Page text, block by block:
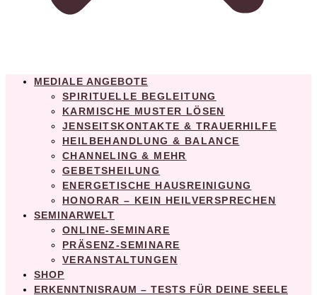
MEDIALE ANGEBOTE
SPIRITUELLE BEGLEITUNG
KARMISCHE MUSTER LÖSEN
JENSEITSKONTAKTE & TRAUERHILFE
HEILBEHANDLUNG & BALANCE
CHANNELING & MEHR
GEBETSHEILUNG
ENERGETISCHE HAUSREINIGUNG
HONORAR – KEIN HEILVERSPRECHEN
SEMINARWELT
ONLINE-SEMINARE
PRÄSENZ-SEMINARE
VERANSTALTUNGEN
SHOP
ERKENNTNISRAUM – TESTS FÜR DEINE SEELE